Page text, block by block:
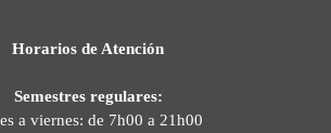
Horarios de Atención
Semestres regulares:
a viernes: de 7h00 a 21h00